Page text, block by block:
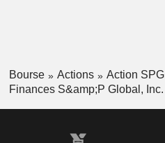
Bourse Actions
Action SPGI
Finances S&amp;P Global, Inc.